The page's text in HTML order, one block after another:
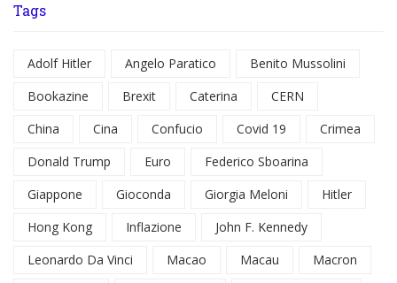
Tags
Adolf Hitler Angelo Paratico
Benito Mussolini
Bookazine
Brexit Caterina
CERN
China
Cina Confucio Covid 19
Crimea
Donald Trump
Euro
Federico Sboarina
Giappone
Gioconda Giorgia Meloni
Hitler
Hong Kong
Inflazione
John F. Kennedy
Leonardo Da Vinci
Macao Macau
Macron